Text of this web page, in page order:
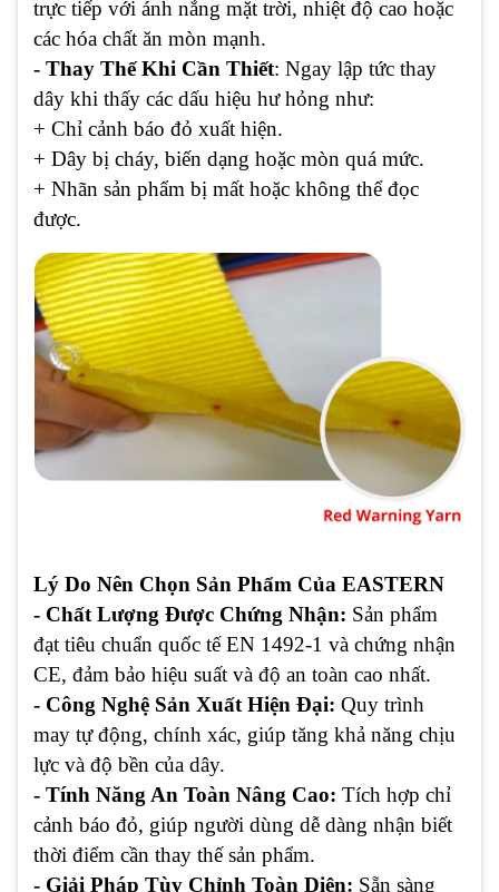
trực tiếp với ánh nắng mặt trời, nhiệt độ cao hoặc
các hóa chất ăn mòn mạnh.
- Thay Thế Khi Cần Thiết: Ngay lập tức thay
dây khi thấy các dấu hiệu hư hỏng như:
+ Chỉ cảnh báo đỏ xuất hiện.
+ Dây bị cháy, biến dạng hoặc mòn quá mức.
+ Nhãn sản phẩm bị mất hoặc không thể đọc
được.
Lý Do Nên Chọn Sản Phẩm Của EASTERN
- Chất Lượng Được Chứng Nhận: Sản phẩm
đạt tiêu chuẩn quốc tế EN 1492-1 và chứng nhận
CE, đảm bảo hiệu suất và độ an toàn cao nhất.
- Công Nghệ Sản Xuất Hiện Đại: Quy trình
may tự động, chính xác, giúp tăng khả năng chịu
lực và độ bền của dây.
- Tính Năng An Toàn Nâng Cao: Tích hợp chỉ
cảnh báo đỏ, giúp người dùng dễ dàng nhận biết
thời điểm cần thay thế sản phẩm.
- Giải Pháp Tùy Chỉnh Toàn Diện: Sẵn sàng